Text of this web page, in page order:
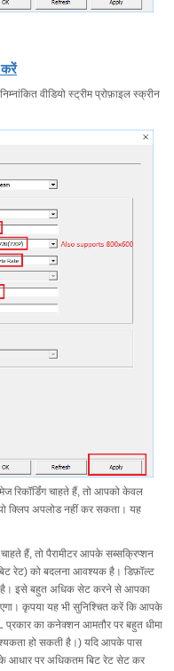
करें
वीडियो स्ट्रीम प्रोफ़ाइल स्क्रीन
रिकॉर्डिंग चाहते हैं, तो आपको केवल
क्लिप अपलोड नहीं कर सकता। यह
हैं, तो पैरामीटर आपके सब्सक्रिप्शन
रेट) को बदलना आवश्यक है। डिफ़ॉल्ट
है। इसे बहुत अधिक सेट करने से आपका
कृपया यह भी सुनिश्चित करें कि आपके
का कनेक्शन आमतौर पर बहुत धीमा
हो सकती है।) यदि आपके पास
आधार पर अधिकतम बिट रेट सेट कर